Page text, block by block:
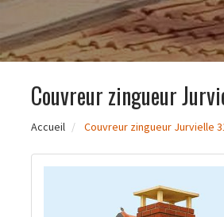
Couvreur zingueur
Accueil Couvreur zingueur Jurvielle